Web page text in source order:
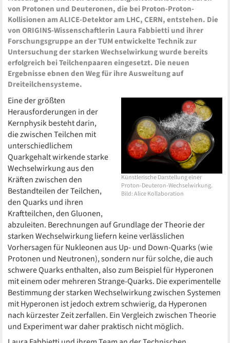
von Protonen und Deuteronen, die bei Proton-Proton-
Kollisionen am ALICE-Detektor am LHC, CERN, entstehen. Die
von ORIGINS-Wissenschaftlerin Laura Fabbietti und ihrer
Forschungsgruppe an der TUM entwickelte Technik zur
Untersuchung der starken Wechselwirkung wurde bereits
erfolgreich bei Teilchenpaaren eingesetzt. Die neuen
Ergebnisse ebnen den Weg für ihre Ausweitung auf
Dreiteilchensysteme.
Künstlerische Darstellung einer
Proton-Deuteron-Wechselwirkung.
Bild: Alice Kollaboration
Eine der größten
Herausforderungen in der
Kernphysik besteht darin,
die zwischen Teilchen mit
unterschiedlichem
Quarkgehalt wirkende starke
Wechselwirkung aus den
Kräften zwischen den
Bestandteilen der Teilchen,
den Quarks und ihren
Kraftteilchen, den Gluonen,
abzuleiten. Berechnungen auf Grundlage der Theorie der
starken Wechselwirkung liefern keine verlässlichen
Vorhersagen für Nukleonen aus Up- und Down-Quarks (wie
Protonen und Neutronen), sondern nur für solche, die auch
schwere Quarks enthalten, also zum Beispiel für Hyperonen
mit einem oder mehreren Strange-Quarks. Die experimentelle
Bestimmung der starken Wechselwirkung zwischen Systemen
mit Hyperonen ist jedoch extrem schwierig, da Hyperonen
nach kürzester Zeit zerfallen. Ein Vergleich zwischen Theorie
und Experiment war daher praktisch nicht möglich.